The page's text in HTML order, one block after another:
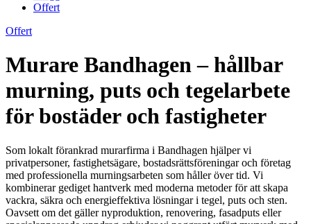
Offert
Offert
Murare Bandhagen – hållbar
murning, puts och tegelarbete
för bostäder och fastigheter
Som lokalt förankrad murarfirma i Bandhagen hjälper vi
privatpersoner, fastighetsägare, bostadsrättsföreningar och företag
med professionella murningsarbeten som håller över tid. Vi
kombinerar gediget hantverk med moderna metoder för att skapa
vackra, säkra och energieffektiva lösningar i tegel, puts och sten.
Oavsett om det gäller nyproduktion, renovering, fasadputs eller